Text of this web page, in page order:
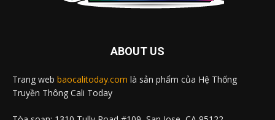
ABOUT US
Trang web baocalitoday.com là sản phẩm của Hệ Thống
Truyền Thông Cali Today